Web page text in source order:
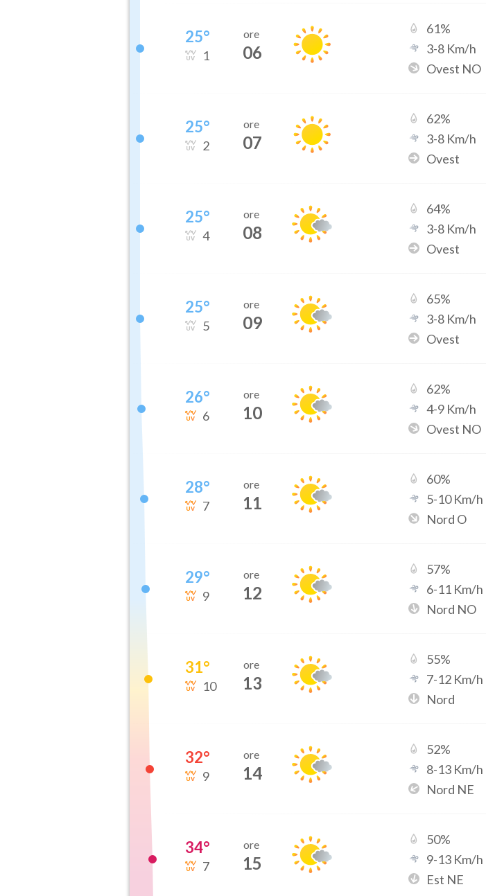
25°
1
ore
06
61%
3-8 Km/h
Ovest NO
25°
2
ore
07
62%
3-8 Km/h
Ovest
25°
4
ore
08
64%
3-8 Km/h
Ovest
25°
5
ore
09
65%
3-8 Km/h
Ovest
26°
6
ore
10
62%
4-9 Km/h
Ovest NO
28°
7
ore
11
60%
5-10Km/h
Nord O
29°
9
ore
12
57%
6-11 Km/h
Nord NO
31°
10
ore
13
55%
7-12 Km/h
Nord
32°
9
ore
14
52%
8-13 Km/h
Nord NE
34°
7
ore
15
50%
9-13 Km/h
Est NE